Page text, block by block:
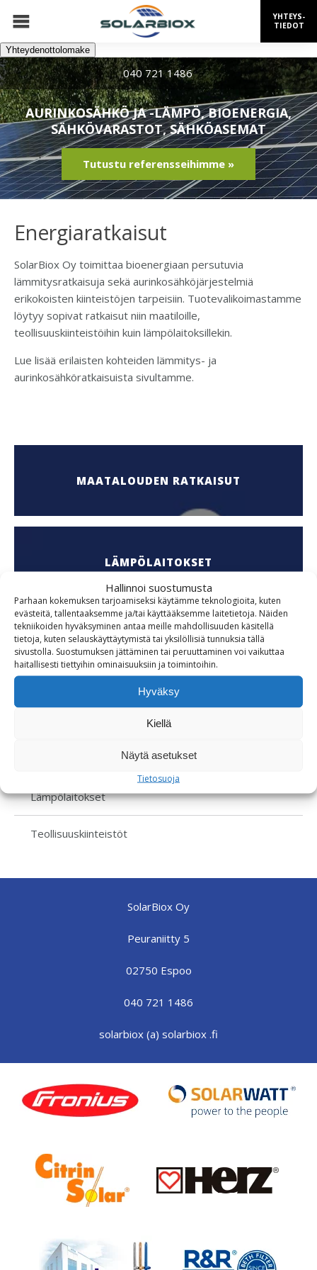
Hallinnoi suostumusta
Parhaan kokemuksen tarjoamiseksi käytämme teknologioita, kuten
evästeitä, tallentaaksemme ja/tai käyttääksemme laitetietoja. Näiden
tekniikoiden hyväksyminen antaa meille mahdollisuuden käsitellä
tietoja, kuten selauskäyttäytymistä tai yksilöllisiä tunnuksia tällä
sivustolla. Suostumuksen jättäminen tai peruuttaminen voi vaikuttaa
haitallisesti tiettyihin ominaisuuksiin ja toimintoihin.
Hyväksy
Kiellä
Näytä asetukset
Tietosuoja
Yhteydenottolomake
YHTEYS-
TIEDOT
040 721 1486
AURINKOSÄHKÖ JA -LÄMPÖ, BIOENERGIA,
SÄHKÖVARASTOT, SÄHKÖASEMAT
Tutustu referensseihimme »
Energiaratkaisut
SolarBiox Oy toimittaa bioenergiaan persutuvia
lämmitysratkaisuja sekä aurinkosähköjärjestelmiä
erikokoisten kiinteistöjen tarpeisiin. Tuotevalikoimastamme
löytyy sopivat ratkaisut niin maatiloille,
teollisuuskiinteistöihin kuin lämpölaitoksillekin.
Lue lisää erilaisten kohteiden lämmitys- ja
aurinkosähköratkaisuista sivultamme.
MAATALOUDEN RATKAISUT
LÄMPÖLAITOKSET
TEOLLISUUSKIINTEISTÖT
Maatalouden ratkaisut
Lämpölaitokset
Teollisuuskiinteistöt
SolarBiox Oy
Peuraniitty 5
02750 Espoo
040 721 1486
solarbiox (a) solarbiox .fi